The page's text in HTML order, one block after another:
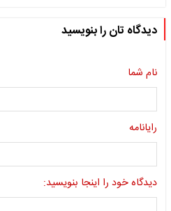
دیدگاه تان را بنویسید
نام شما
رایانامه
دیدگاه خود را اینجا بنویسید: